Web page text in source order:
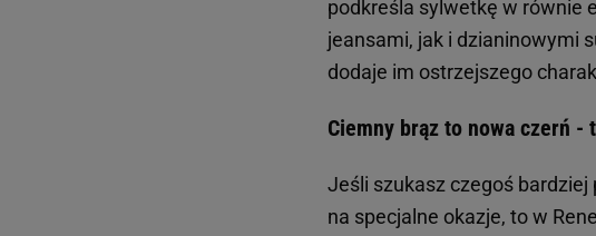
podkreśla sylwetkę w równie
jeansami, jak i dzianinowymi
dodaje im ostrzejszego
Ciemny brąz to nowa czerń -
Jeśli szukasz czegoś
na specjalne okazje, to w